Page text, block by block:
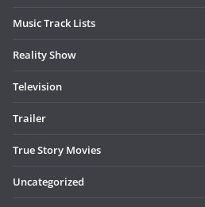
Music Track Lists
Reality Show
Television
Trailer
True Story Movies
Uncategorized